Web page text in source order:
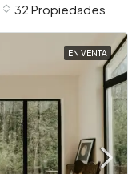
32 Propiedades
EN VENTA